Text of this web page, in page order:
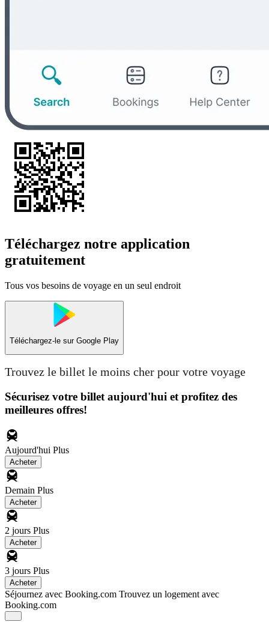
Téléchargez notre application
gratuitement
Tous vos besoins de voyage en un seul endroit
Téléchargez-le sur Google Play
Trouvez le billet le moins cher pour votre voyage
Sécurisez votre billet aujourd'hui et profitez des
meilleures offres!
Aujourd'hui Plus
Acheter
Demain Plus
Acheter
2 jours Plus
Acheter
3 jours Plus
Acheter
Séjournez avec Booking.com Trouvez un logement avec
Booking.com